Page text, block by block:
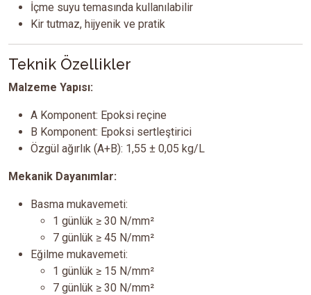
İçme suyu temasında kullanılabilir
Kir tutmaz, hijyenik ve pratik
Teknik Özellikler
Malzeme Yapısı:
A Komponent: Epoksi reçine
B Komponent: Epoksi sertleştirici
Özgül ağırlık (A+B): 1,55 ± 0,05 kg/L
Mekanik Dayanımlar:
Basma mukavemeti:
1 günlük ≥ 30 N/mm²
7 günlük ≥ 45 N/mm²
Eğilme mukavemeti:
1 günlük ≥ 15 N/mm²
7 günlük ≥ 30 N/mm²